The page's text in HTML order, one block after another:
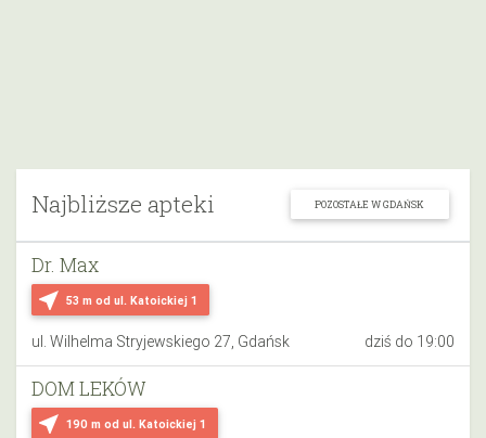
Najbliższe apteki POZOSTAŁE W GDAŃSK
near_me 53 m od ul. Katoickiej 1
Dr. Max
ul. Wilhelma Stryjewskiego 27, Gdańsk dziś do 19:00
near_me 190 m od ul. Katoickiej 1
DOM LEKÓW